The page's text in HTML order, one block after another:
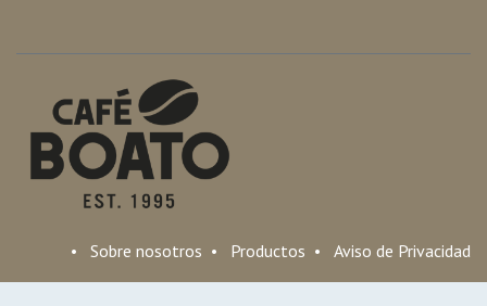
• Sobre nosotros • Productos • Aviso de Privacidad